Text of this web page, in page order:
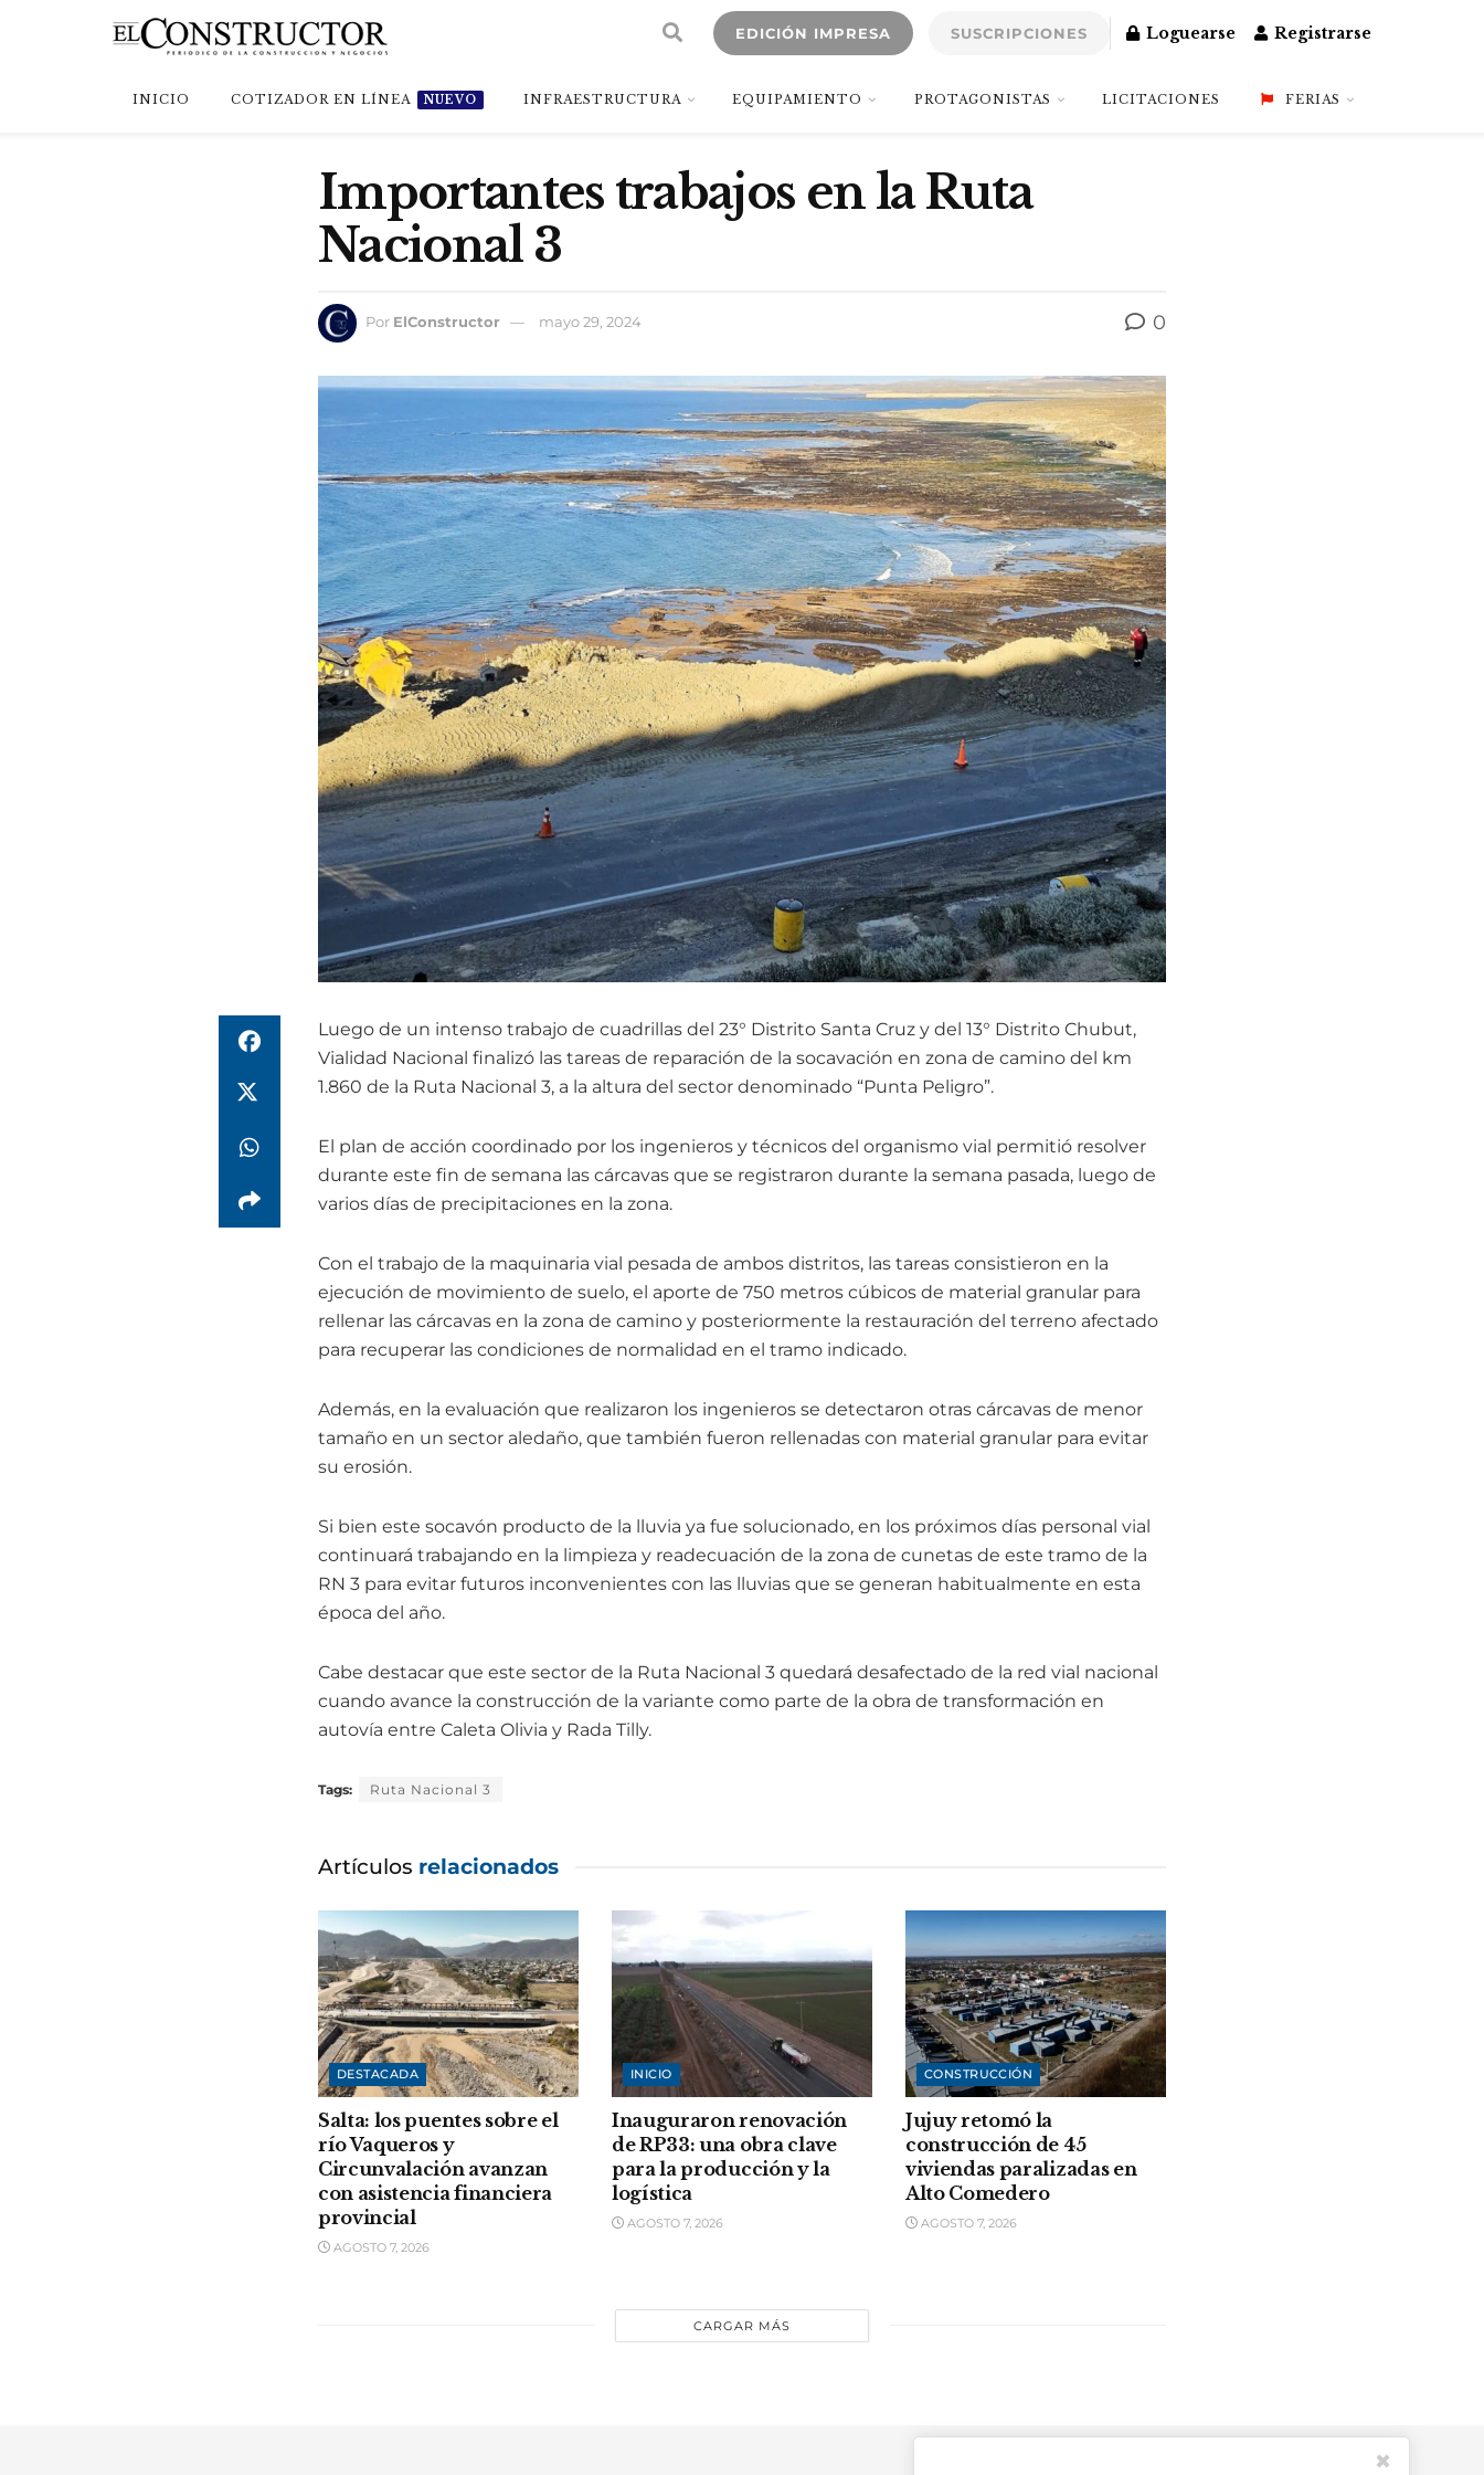
EDICIÓN IMPRESA SUSCRIPCIONES Loguearse Registrarse
INICIO COTIZADOR EN LÍNEA NUEVO INFRAESTRUCTURA EQUIPAMIENTO PROTAGONISTAS LICITACIONES FERIAS
Importantes trabajos en la Ruta
Nacional 3
Por ElConstructor mayo 29, 2024 0
Luego de un intenso trabajo de cuadrillas del 23° Distrito Santa Cruz y del 13° Distrito Chubut,
Vialidad Nacional finalizó las tareas de reparación de la socavación en zona de camino del km
1.860 de la Ruta Nacional 3, a la altura del sector denominado “Punta Peligro”.
El plan de acción coordinado por los ingenieros y técnicos del organismo vial permitió resolver
durante este fin de semana las cárcavas que se registraron durante la semana pasada, luego de
varios días de precipitaciones en la zona.
Con el trabajo de la maquinaria vial pesada de ambos distritos, las tareas consistieron en la
ejecución de movimiento de suelo, el aporte de 750 metros cúbicos de material granular para
rellenar las cárcavas en la zona de camino y posteriormente la restauración del terreno afectado
para recuperar las condiciones de normalidad en el tramo indicado.
Además, en la evaluación que realizaron los ingenieros se detectaron otras cárcavas de menor
tamaño en un sector aledaño, que también fueron rellenadas con material granular para evitar
su erosión.
Si bien este socavón producto de la lluvia ya fue solucionado, en los próximos días personal vial
continuará trabajando en la limpieza y readecuación de la zona de cunetas de este tramo de la
RN 3 para evitar futuros inconvenientes con las lluvias que se generan habitualmente en esta
época del año.
Cabe destacar que este sector de la Ruta Nacional 3 quedará desafectado de la red vial nacional
cuando avance la construcción de la variante como parte de la obra de transformación en
autovía entre Caleta Olivia y Rada Tilly.
Tags: Ruta Nacional 3
Artículos relacionados
DESTACADA
Salta: los puentes sobre el
río Vaqueros y
Circunvalación avanzan
con asistencia financiera
provincial
AGOSTO 7, 2026
INICIO
Inauguraron renovación
de RP33: una obra clave
para la producción y la
logística
AGOSTO 7, 2026
CONSTRUCCIÓN
Jujuy retomó la
construcción de 45
viviendas paralizadas en
Alto Comedero
AGOSTO 7, 2026
CARGAR MÁS
✖